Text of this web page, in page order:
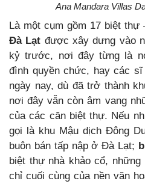
Ana Mandara Villas
Là một cụm gồm 17 biệt thự
Đà Lạt được xây dưng vào
kỷ trước, nơi đây từng là
đình quyền chức, hay các
ngày nay, dù đã trở thành
nơi đây vẫn còn âm vang
của các căn biệt thự. Nếu
gọi là khu Mậu dịch Đông
buôn bán tấp nập ở Đà Lạt;
biệt thự nhà khảo cổ,
chỉ cuối cùng của nền văn